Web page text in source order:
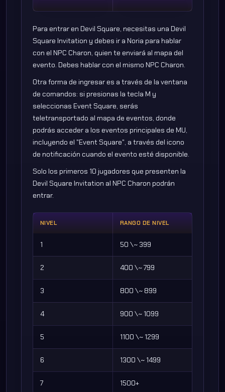
Para entrar en Devil Square, necesitas una Devil
Square Invitation y debes ir a Noria para hablar
con el NPC Charon, quien te enviará al mapa del
evento. Debes hablar con el mismo NPC Charon.
Otra forma de ingresar es a través de la ventana
de comandos: si presionas la tecla M y
seleccionas Event Square, serás
teletransportado al mapa de eventos, donde
podrás acceder a los eventos principales de MU,
incluyendo el "Event Square", a través del icono
de notificación cuando el evento esté disponible.
Solo los primeros 10 jugadores que presenten la
Devil Square Invitation al NPC Charon podrán
entrar.
NIVEL RANGO DE NIVEL
1 50 \~ 399
2 400 \~ 799
3 800 \~ 899
4 900 \~ 1099
5 1100 \~ 1299
6 1300 \~ 1499
7 1500+